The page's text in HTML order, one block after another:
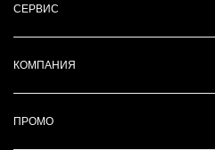
СЕРВИС
КОМПАНИЯ
ПРОМО